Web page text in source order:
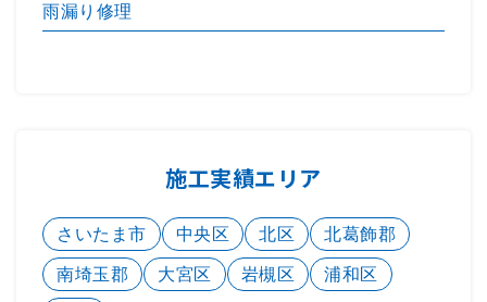
雨漏り修理
施工実績エリア
さいたま市 中央区 北区 北葛飾郡
南埼玉郡 大宮区 岩槻区 浦和区